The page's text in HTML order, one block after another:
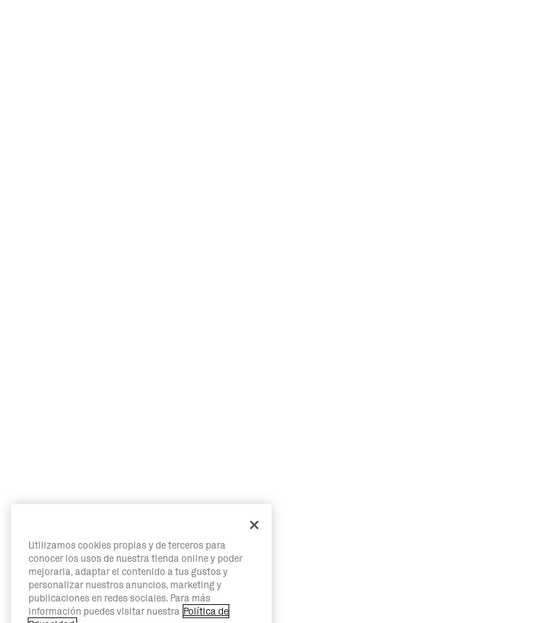
Utilizamos cookies propias y de terceros para
conocer los usos de nuestra tienda online y poder
mejorarla, adaptar el contenido a tus gustos y
personalizar nuestros anuncios, marketing y
publicaciones en redes sociales. Para más
información puedes visitar nuestra Política de